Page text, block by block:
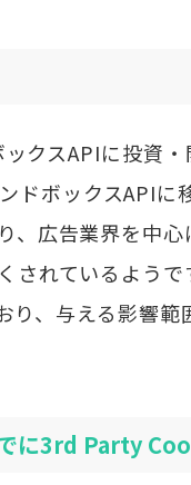
クスAPIに投資・
ドボックスAPIに
、広告業界を中
されているようで
、与える影響範
に3rd Party